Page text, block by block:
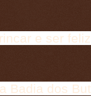
e ser
Badia dos